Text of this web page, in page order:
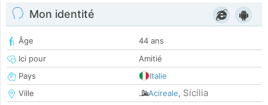
Mon identité
Âge
44 ans
Ici pour
Amitié
Pays
Italie
Ville
Acireale, Sicilia